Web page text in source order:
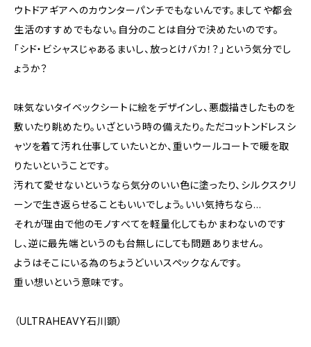
ウトドアギアへのカウンターパンチでもないんです。ましてや都会
生活のすすめでもない。自分のことは自分で決めたいのです。
「シド・ビシャスじゃあるまいし、放っとけバカ！？」という気分でし
ょうか？
味気ないタイベックシートに絵をデザインし、悪戯描きしたものを
敷いたり眺めたり。いざという時の備えたり。ただコットンドレスシ
ャツを着て汚れ仕事していたいとか、重いウールコートで暖を取
りたいということです。
汚れて愛せないというなら気分のいい色に塗ったり、シルクスクリ
ーンで生き返らせることもいいでしょう。いい気持ちなら…
それが理由で他のモノすべてを軽量化してもかまわないのです
し、逆に最先端というのも台無しにしても問題ありません。
ようはそこにいる為のちょうどいいスペックなんです。
重い想いという意味です。
（ULTRAHEAVY石川顕）